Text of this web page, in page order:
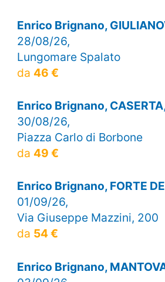
Enrico Brignano,
28/08/26,
Lungomare Spalato
da 46 €
Enrico Brignano, CASERTA
30/08/26,
Piazza Carlo di Borbone
da 49 €
Enrico Brignano, FORTE
01/09/26,
Via Giuseppe Mazzini, 200
da 54 €
Enrico Brignano,